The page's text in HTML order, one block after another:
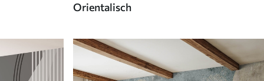
Orientalisch